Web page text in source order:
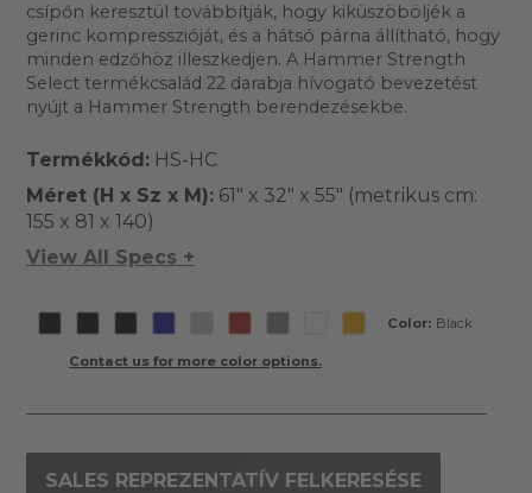
csípőn keresztül továbbítják, hogy kiküszöböljék a
gerinc kompresszióját, és a hátsó párna állítható, hogy
minden edzőhöz illeszkedjen. A Hammer Strength
Select termékcsalád 22 darabja hívogató bevezetést
nyújt a Hammer Strength berendezésekbe.
Termékkód:HS-HC
Méret (H x Sz x M):61" x 32" x 55" (metrikus cm:
155 x 81 x 140)
View All Specs +
Color: Black
Contact us for more color options.
SALES REPREZENTATÍV FELKERESÉSE